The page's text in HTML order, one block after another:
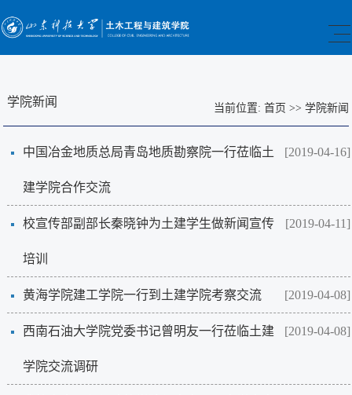
学院新闻 当前位置: 首页 >> 学院新闻
[2019-04-16]
中国冶金地质总局青岛地质勘察院一行莅临土
建学院合作交流
[2019-04-11]
校宣传部副部长秦晓钟为土建学生做新闻宣传
培训
[2019-04-08]
黄海学院建工学院一行到土建学院考察交流
[2019-04-08]
西南石油大学院党委书记曾明友一行莅临土建
学院交流调研